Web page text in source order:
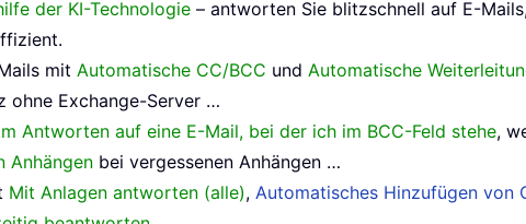
der KI-Technologie – antworten Sie blitzschnell auf E-
mit Automatische CC/BCC und Automatische
ohne Exchange-Server …
Antworten auf eine E-Mail, bei der ich im BCC-Feld stehe,
Anhängen bei vergessenen Anhängen …
Mit Anlagen antworten (alle), Automatisches Hinzufügen von